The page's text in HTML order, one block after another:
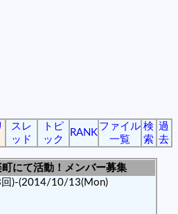
スレ
ッド
トピ
ック
RANK
ファイル
一覧
検
索
過
去
町にて活動！メンバー募集
)-(2014/10/13(Mon)